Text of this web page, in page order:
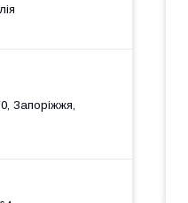
Запоріжжя,